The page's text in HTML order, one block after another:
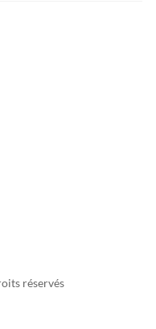
réservés